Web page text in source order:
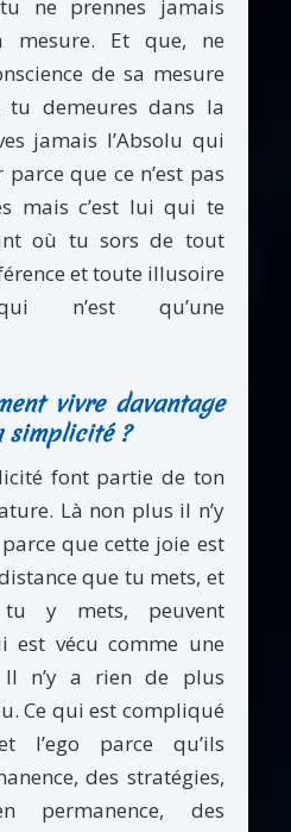
ne prennes jamais
mesure. Et que, ne
de sa mesure
demeures dans la
jamais l’Absolu qui
parce que ce n’est pas
mais c’est lui qui te
où tu sors de tout
et toute illusoire
n’est qu’une
vivre davantage
simplicité ?
font partie de ton
Là non plus il n’y
que cette joie est
que tu mets, et
tu y mets, peuvent
est vécu comme une
Il n’y a rien de plus
Ce qui est compliqué
l’ego parce qu’ils
des stratégies,
permanence, des